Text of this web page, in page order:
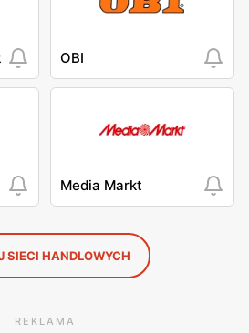
OBI
Media Markt
SIECI HANDLOWYCH
REKLAMA